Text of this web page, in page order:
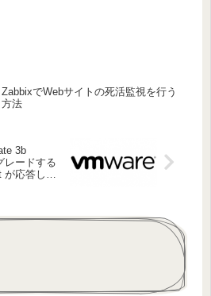
ZabbixでWebサイトの死活監視を行う
方法
3b
レードする
が応答しな